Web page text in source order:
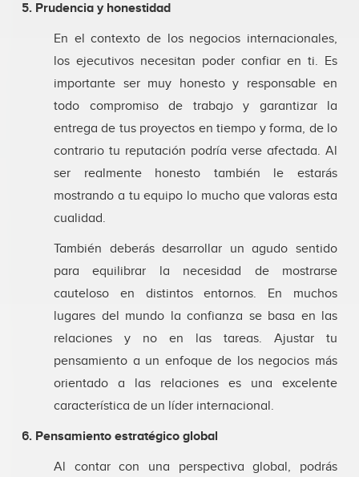
5. Prudencia y honestidad
En el contexto de los negocios internacionales,
los ejecutivos necesitan poder confiar en ti. Es
importante ser muy honesto y responsable en
todo compromiso de trabajo y garantizar la
entrega de tus proyectos en tiempo y forma, de lo
contrario tu reputación podría verse afectada. Al
ser realmente honesto también le estarás
mostrando a tu equipo lo mucho que valoras esta
cualidad.
También deberás desarrollar un agudo sentido
para equilibrar la necesidad de mostrarse
cauteloso en distintos entornos. En muchos
lugares del mundo la confianza se basa en las
relaciones y no en las tareas. Ajustar tu
pensamiento a un enfoque de los negocios más
orientado a las relaciones es una excelente
característica de un líder internacional.
6. Pensamiento estratégico global
Al contar con una perspectiva global, podrás